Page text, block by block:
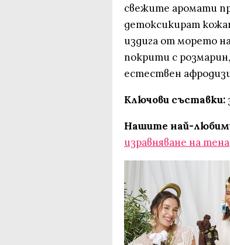
свежите аромати
детоксикират
издига от морето
покрити с
естествен
Ключови съставки:
Нашите най-
изравняване на тена